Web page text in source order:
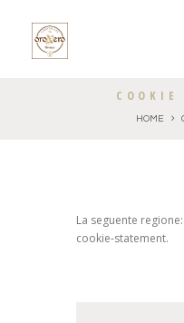
HOME
La seguente
cookie-statement.